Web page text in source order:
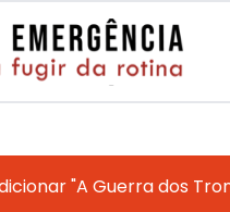
"A Guerra dos